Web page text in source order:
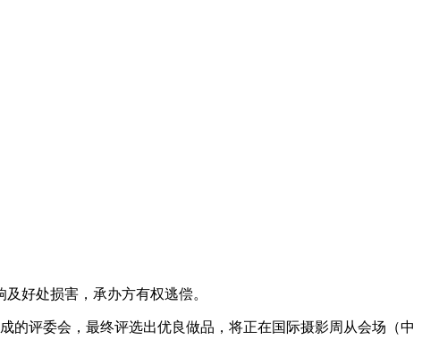
好处损害，承办方有权逃偿。
评委会，最终评选出优良做品，将正在国际摄影周从会场（中